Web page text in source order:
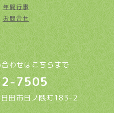
年間行事
お問合せ
わせはこちらまで
7505
田市日ノ隈町183-2